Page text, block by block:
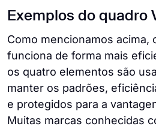
Exemplos do quadro
Como mencionamos acima,
funciona de forma mais
os quatro elementos são
manter os padrões,
e protegidos para a
Muitas marcas conhecidas